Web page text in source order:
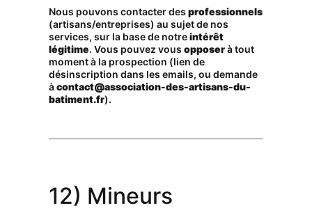
Nous pouvons contacter desprofessionnels
(artisans/entreprises) au sujet de nos
services, sur la base de notreintérêt
légitime. Vous pouvez vousopposerà tout
moment à la prospection (lien de
désinscription dans les emails, ou demande
àcontact@association-des-artisans-du-
batiment.fr).
12) Mineurs